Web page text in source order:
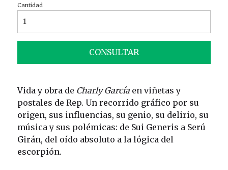
Cantidad
CONSULTAR
Vida y obra de Charly Garcíaen viñetas y
postales de Rep. Un recorrido gráfico por su
origen, sus influencias, su genio, su delirio, su
música y sus polémicas: de Sui Generis a Serú
Girán, del oído absoluto a la lógica del
escorpión.